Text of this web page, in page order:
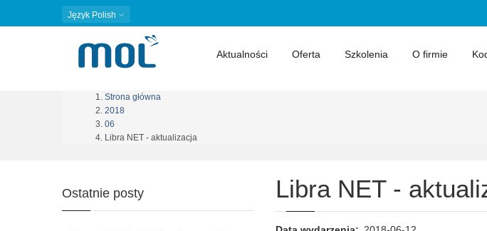
Język Polish
Aktualności Oferta Szkolenia O firmie
Ścieżka
nawigacyjna
Strona główna
2018
06
Libra NET - aktualizacja
Libra NET -
Ostatnie posty